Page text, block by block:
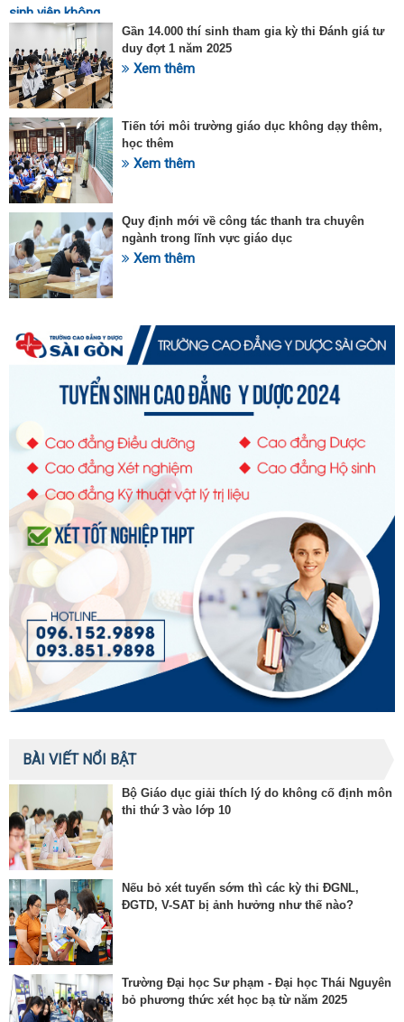
Gần 14.000 thí sinh tham gia kỳ thi Đánh giá tư
duy đợt 1 năm 2025
Xem thêm
Tiến tới môi trường giáo dục không dạy thêm,
học thêm
Xem thêm
Quy định mới về công tác thanh tra chuyên
ngành trong lĩnh vực giáo dục
Xem thêm
BÀI VIẾT NỔI BẬT
Bộ Giáo dục giải thích lý do không cố định môn
thi thứ 3 vào lớp 10
Nếu bỏ xét tuyển sớm thì các kỳ thi ĐGNL,
ĐGTD, V-SAT bị ảnh hưởng như thế nào?
Trường Đại học Sư phạm - Đại học Thái Nguyên
bỏ phương thức xét học bạ từ năm 2025